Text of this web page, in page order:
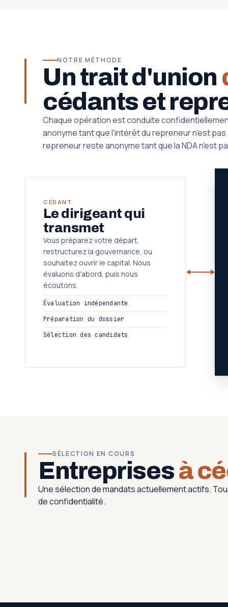
NOTRE MÉTHODE
Un trait d'union
cédants et
Chaque opération est conduite
anonyme tant que l'intérêt du repreneur n'est pas
repreneur reste anonyme tant que la NDA n'est
CÉDANT
Le dirigeant qui
transmet
Vous préparez votre départ,
restructurez la gouvernance, ou
souhaitez ouvrir le capital. Nous
évaluons d'abord, puis nous
écoutons.
Évaluation indépendante
Préparation du dossier
Sélection des candidats
SÉLECTION EN COURS
Entreprisesà
Une sélection de mandats actuellement actifs.
de confidentialité.